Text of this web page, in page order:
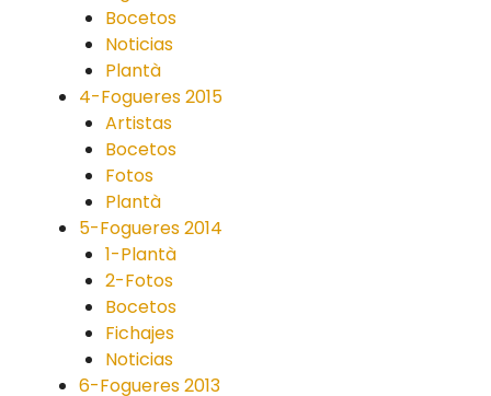
Bocetos
Noticias
Plantà
4-Fogueres 2015
Artistas
Bocetos
Fotos
Plantà
5-Fogueres 2014
1-Plantà
2-Fotos
Bocetos
Fichajes
Noticias
6-Fogueres 2013